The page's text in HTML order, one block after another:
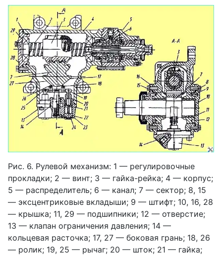
Рис. 6. Рулевой механизм: 1 — регулировочные
прокладки; 2 — винт; 3 — гайка-рейка; 4 — корпус;
5 — распределитель; 6 — канал; 7 — сектор; 8, 15
— эксцентриковые вкладыши; 9 — штифт; 10, 16, 28
— крышка; 11, 29 — подшипники; 12 — отверстие;
13 — клапан ограничения давления; 14 —
кольцевая расточка; 17, 27 — боковая грань; 18, 26
— ролик; 19, 25 — рычаг; 20 — шток; 21 — гайка;